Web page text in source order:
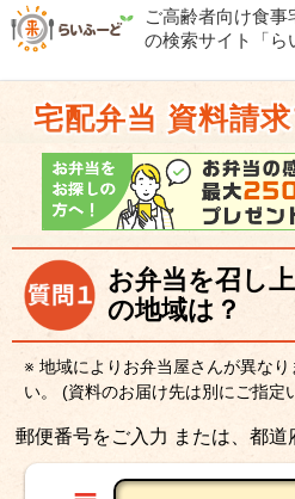
ご高齢者向け食事
の検索サイト「ら
宅配弁当 資料請
お弁当を召し
の地域は？
※ 地域によりお弁当屋さんが異な
い。 (資料のお届け先は別にご指定
郵便番号をご入力 または、都道